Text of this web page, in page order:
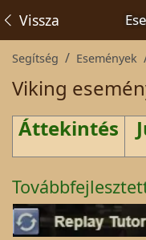
Vissza
Segítség Események
Viking
Áttekintés